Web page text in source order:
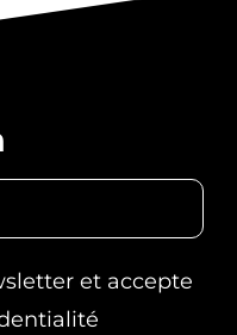
et accepte